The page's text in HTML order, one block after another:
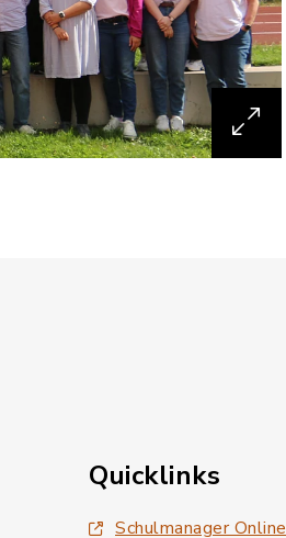
Quicklinks
Schulmanager Online